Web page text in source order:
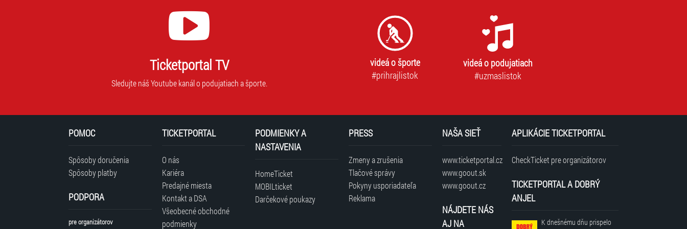
Ticketportal TV
Sledujte náš Youtube kanál o podujatiach a športe.
videá o športe
#prihrajlistok
videá o podujatiach
#uzmaslistok
POMOC
Spôsoby doručenia
Spôsoby platby
PODPORA
pre organizátorov
TICKETPORTAL
O nás
Kariéra
Predajné miesta
Kontakt a DSA
Všeobecné obchodné
podmienky
PODMIENKY A
NASTAVENIA
HomeTicket
MOBILticket
Darčekové poukazy
PRESS
Zmeny a zrušenia
Tlačové správy
Pokyny usporiadateľa
Reklama
NAŠA SIEŤ
www.ticketportal.cz
www.goout.sk
www.goout.cz
NÁJDETE NÁS
AJ NA
APLIKÁCIE TICKETPORTAL
CheckTicket pre organizátorov
TICKETPORTAL A DOBRÝ
ANJEL
K dnešnému dňu prispelo